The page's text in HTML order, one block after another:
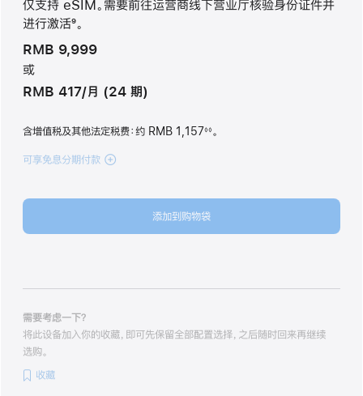
仅支持 eSIM。需要前往运营商线下营业厅核验身份证件并
进行激活
脚
9。
RMB 9,999
或
RMB 417/月 (24 期)
含增值税及其他法定税费：约 RMB 1,157◊◊。
可享免息分期付款 (iPhone
色
付
添加到购物袋
需要考虑一下？
将此设备加入你的收藏，即可先保留全部配置选择，之后随时回来再继续
选购。
收藏